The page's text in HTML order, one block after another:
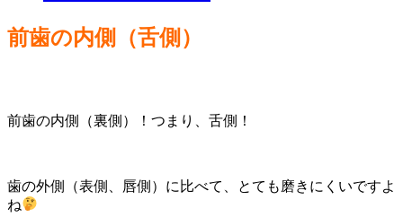
前歯の内側（舌側）
前歯の内側（裏側）！つまり、舌側！
歯の外側（表側、唇側）に比べて、とても磨きにくいですよ
ね